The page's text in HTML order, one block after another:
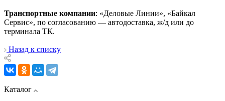
Транспортные компании: «Деловые Линии», «Байкал
Сервис», по согласованию — автодоставка, ж/д или до
терминала ТК.
Назад к списку
Каталог